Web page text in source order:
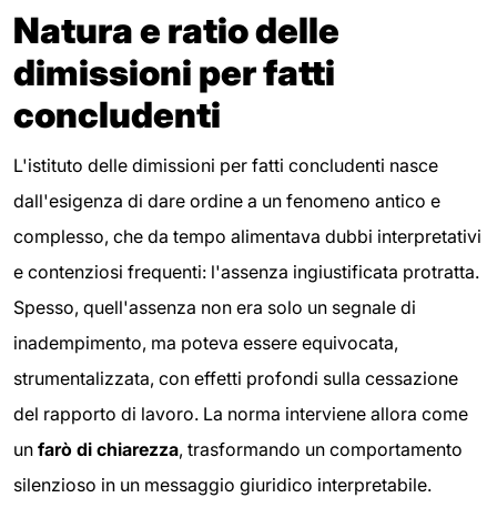
Natura e ratio delle
dimissioni per fatti
concludenti
L'istituto delle dimissioni per fatti concludenti nasce
dall'esigenza di dare ordine a un fenomeno antico e
complesso, che da tempo alimentava dubbi interpretativi
e contenziosi frequenti: l'assenza ingiustificata protratta.
Spesso, quell'assenza non era solo un segnale di
inadempimento, ma poteva essere equivocata,
strumentalizzata, con effetti profondi sulla cessazione
del rapporto di lavoro. La norma interviene allora come
un farò di chiarezza, trasformando un comportamento
silenzioso in un messaggio giuridico interpretabile.